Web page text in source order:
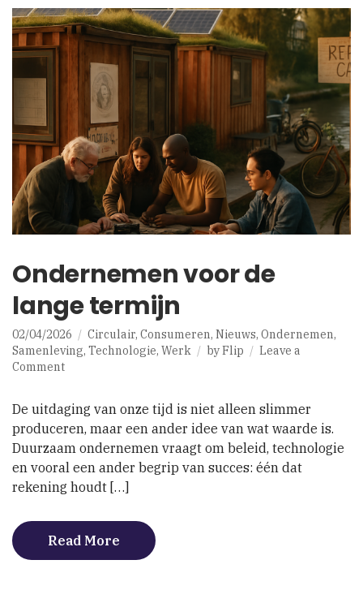
Ondernemen voor de
lange termijn
02/04/2026 Circulair, Consumeren, Nieuws, Ondernemen,
Samenleving, Technologie, Werk byFlip
Leave a
Commenton
de
lange
termijn
De uitdaging van onze tijd is niet alleen slimmer
produceren, maar een ander idee van wat waarde is.
Duurzaam ondernemen vraagt om beleid, technologie
en vooral een ander begrip van succes: één dat
rekening houdt […]
Read More